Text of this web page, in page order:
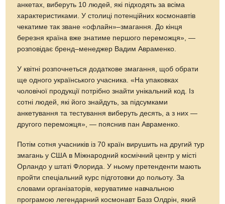
анкетах, виберуть 10 людей, які підходять за всіма
характеристиками. У столиці потенційних космонавтів
чекатиме так зване «офлайн»–змагання. До кінця
березня країна вже знатиме першого переможця», —
розповідає бренд–менеджер Вадим Авраменко.
У квітні розпочнеться додаткове змагання, щоб обрати
ще одного українського учасника. «На упаковках
чоловічої продукції потрібно знайти унікальний код. Із
сотні людей, якi його знайдуть, за підсумками
анкетування та тестування виберуть десять, а з них —
другого переможця», — пояснив пан Авраменко.
Потім сотня учасників із 70 країн вирушить на другий тур
змагань у США в Міжнародний космічний центр у місті
Орландо у штаті Флорида. У ньому претенденти мають
пройти спеціальний курс підготовки до польоту. За
словами організаторів, керуватиме навчальною
програмою легендарний космонавт Базз Олдрін, який